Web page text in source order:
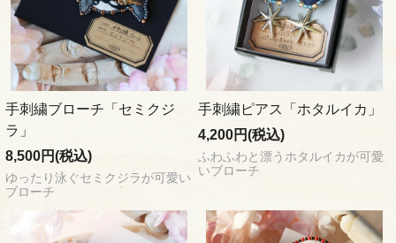
手刺繍ブローチ「セミクジ
ラ」
8,500円(税込)
ゆったり泳ぐセミクジラが可愛い
ブローチ
手刺繍ピアス「ホタルイカ」
4,200円(税込)
ふわふわと漂うホタルイカが可愛
いブローチ